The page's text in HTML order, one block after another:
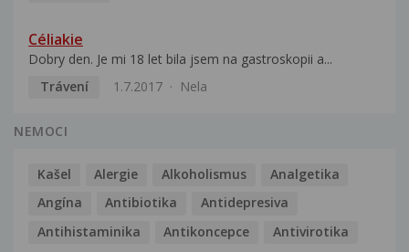
Céliakie
Dobry den. Je mi 18 let bila jsem na gastroskopii a...
Trávení
1.7.2017 Nela
NEMOCI
Kašel Alergie Alkoholismus
Analgetika
Angína
Antibiotika
Antidepresiva
Antihistaminika
Antikoncepce Antivirotika